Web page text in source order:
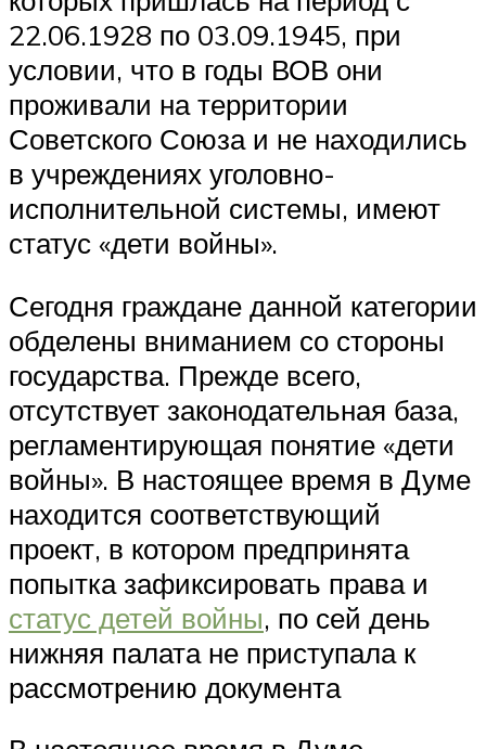
22.06.1928 по 03.09.1945, при
условии, что в годы ВОВ они
проживали на территории
Советского Союза и не находились
в учреждениях уголовно-
исполнительной системы, имеют
статус «дети войны».
Сегодня граждане данной категории
обделены вниманием со стороны
государства. Прежде всего,
отсутствует законодательная база,
регламентирующая понятие «дети
войны». В настоящее время в Думе
находится соответствующий
проект, в котором предпринята
попытка зафиксировать права и
статус детей войны, по сей день
нижняя палата не приступала к
рассмотрению документа